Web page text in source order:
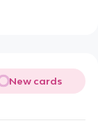
New cards